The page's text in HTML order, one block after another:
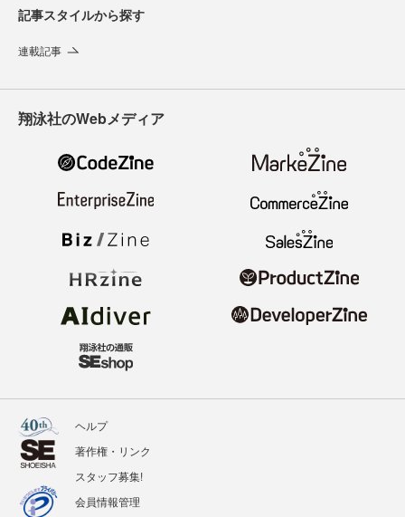
記事スタイルから探す
連載記事
翔泳社のWebメディア
ヘルプ
著作権・リンク
スタッフ募集!
会員情報管理